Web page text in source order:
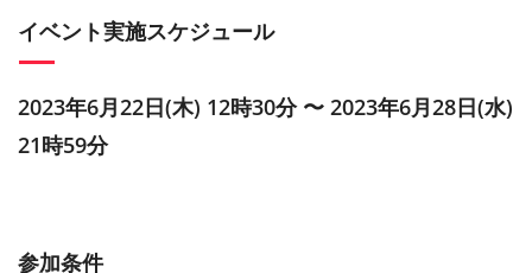
イベント実施スケジュール
2023年6月22日(木) 12時30分 〜 2023年6月28日(水)
21時59分
参加条件